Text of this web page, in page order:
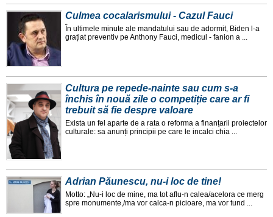
Culmea cocalarismului - Cazul Fauci
În ultimele minute ale mandatului sau de adormit, Biden l-a
grațiat preventiv pe Anthony Fauci, medicul - fanion a ...
Cultura pe repede-nainte sau cum s-a
închis în nouă zile o competiție care ar fi
trebuit să fie despre valoare
Exista un fel aparte de a rata o reforma a finanțarii proiectelor
culturale: sa anunți principii pe care le incalci chia ...
Adrian Păunescu, nu-i loc de tine!
Motto: „Nu-i loc de mine, ma tot aflu-n calea/acelora ce merg
spre monumente,/ma vor calca-n picioare, ma vor tund ...